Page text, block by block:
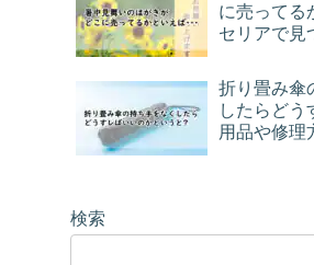
に売ってる
セリアで見
折り畳み傘
したらどう
用品や修理
検索